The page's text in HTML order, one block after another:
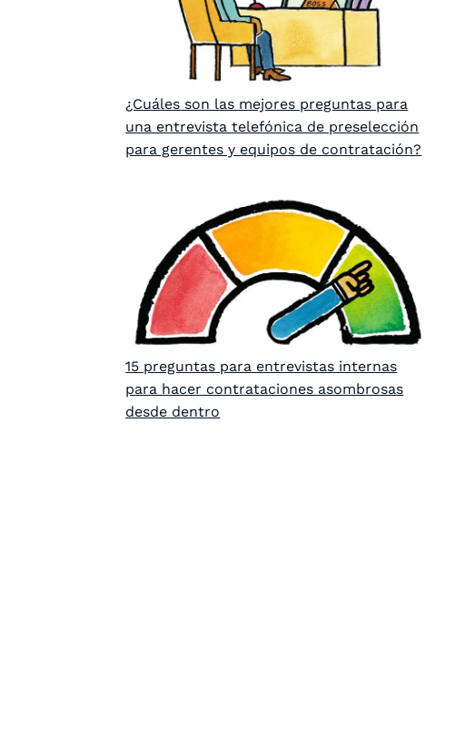
¿Cuáles son las mejores preguntas para
una entrevista telefónica de preselección
para gerentes y equipos de contratación?
15 preguntas para entrevistas internas
para hacer contrataciones asombrosas
desde dentro